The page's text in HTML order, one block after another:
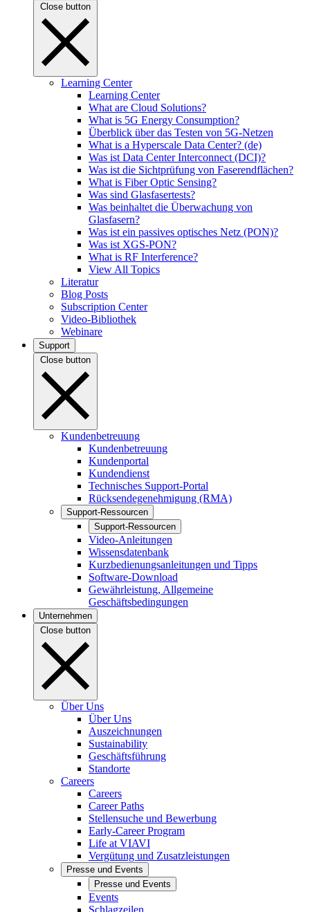
Close button
Learning Center
Learning Center
What are Cloud Solutions?
What is 5G Energy Consumption?
Überblick über das Testen von 5G-Netzen
What is a Hyperscale Data Center? (de)
Was ist Data Center Interconnect (DCI)?
Was ist die Sichtprüfung von Faserendflächen?
What is Fiber Optic Sensing?
Was sind Glasfasertests?
Was beinhaltet die Überwachung von
Glasfasern?
Was ist ein passives optisches Netz (PON)?
Was ist XGS-PON?
What is RF Interference?
View All Topics
Literatur
Blog Posts
Subscription Center
Video-Bibliothek
Webinare
Support
Close button
Kundenbetreuung
Kundenbetreuung
Kundenportal
Kundendienst
Technisches Support-Portal
Rücksendegenehmigung (RMA)
Support-Ressourcen
Support-Ressourcen
Video-Anleitungen
Wissensdatenbank
Kurzbedienungsanleitungen und Tipps
Software-Download
Gewährleistung, Allgemeine
Geschäftsbedingungen
Unternehmen
Close button
Über Uns
Über Uns
Auszeichnungen
Sustainability
Geschäftsführung
Standorte
Careers
Careers
Career Paths
Stellensuche und Bewerbung
Early-Career Program
Life at VIAVI
Vergütung und Zusatzleistungen
Presse und Events
Presse und Events
Events